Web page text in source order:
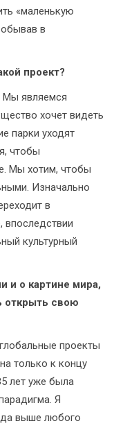
«маленькую
в
проект?
Мы являемся
хочет видеть
парки уходят
чтобы
Мы хотим, чтобы
Изначально
в
впоследствии
культурный
и о картине мира,
открыть свою
проекты
только к концу
лет уже была
Я
выше любого